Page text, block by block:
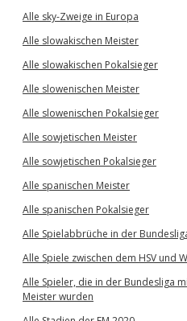
Alle sky-Zweige in Europa
Alle slowakischen Meister
Alle slowakischen Pokalsieger
Alle slowenischen Meister
Alle slowenischen Pokalsieger
Alle sowjetischen Meister
Alle sowjetischen Pokalsieger
Alle spanischen Meister
Alle spanischen Pokalsieger
Alle Spielabbrüche in der
Alle Spiele zwischen dem HSV und
Alle Spieler, die in der Bundesliga
Meister wurden